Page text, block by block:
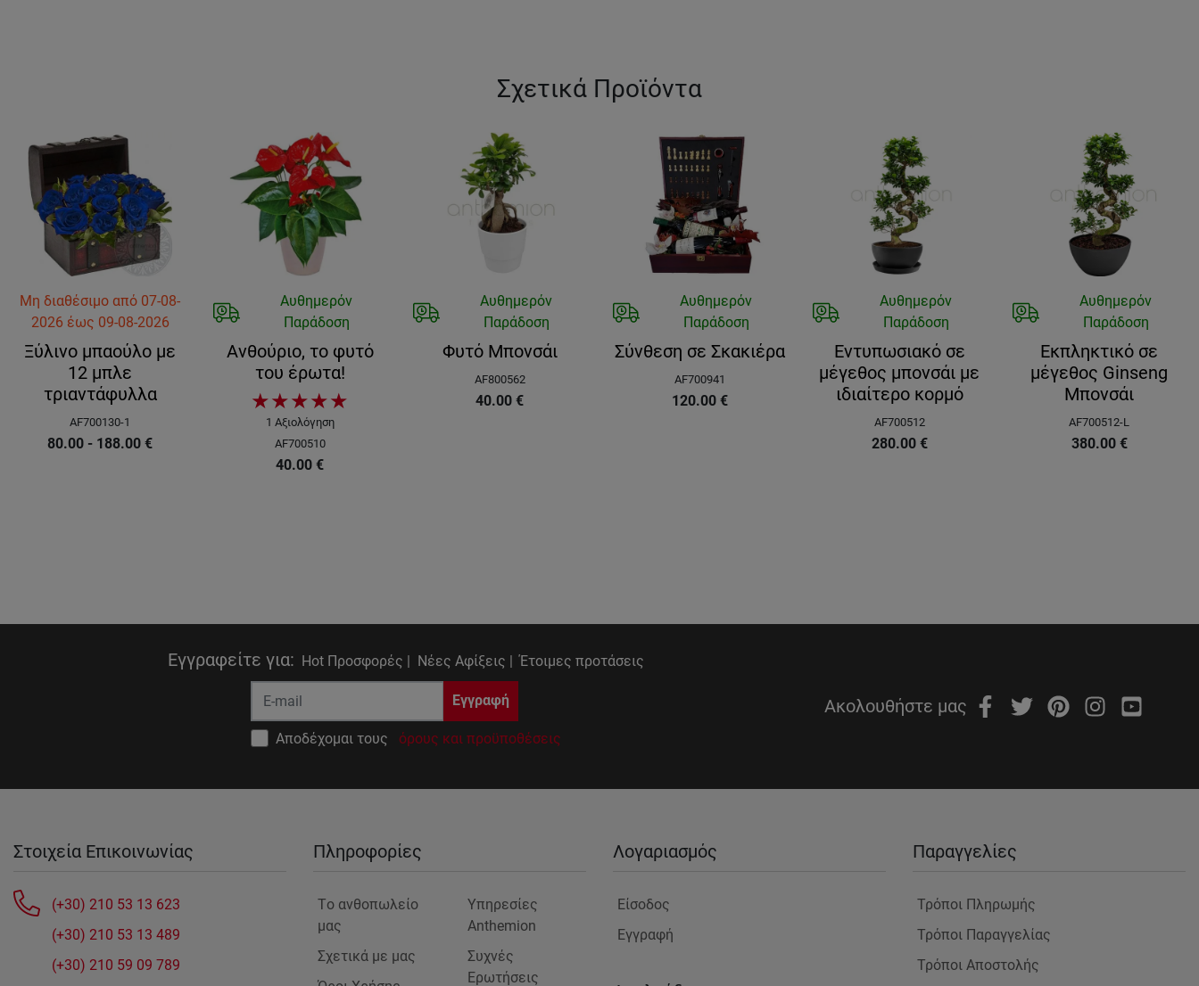
Σχετικά Προϊόντα
Μη διαθέσιμο από 07-08-
2026 έως 09-08-2026
Ξύλινο μπαούλο με
12 μπλε
τριαντάφυλλα
AF700130-1
80.00 - 188.00 €
Αυθημερόν
Παράδοση
Ανθούριο, το φυτό
του έρωτα!
★★★★★
1 Αξιολόγηση
AF700510
40.00 €
Αυθημερόν
Παράδοση
Φυτό Μπονσάι
AF800562
40.00 €
Αυθημερόν
Παράδοση
Σύνθεση σε Σκακιέρα
AF700941
120.00 €
Αυθημερόν
Παράδοση
Εντυπωσιακό σε
μέγεθος μπονσάι με
ιδιαίτερο κορμό
AF700512
280.00 €
Αυθημερόν
Παράδοση
Εκπληκτικό σε
μέγεθος Ginseng
Μπονσάι
AF700512-L
380.00 €
Εγγραφείτε για: Hot Προσφορές | Νέες Αφίξεις | Έτοιμες προτάσεις
Εγγραφή
Αποδέχομαι τους όρους και προϋποθέσεις
Ακολουθήστε μας
Στοιχεία Επικοινωνίας
(+30) 210 53 13 623
(+30) 210 53 13 489
(+30) 210 59 09 789
Πληροφορίες
Tο ανθοπωλείο
μας
Σχετικά με μας
Υπηρεσίες
Anthemion
Συχνές
Ερωτήσεις
Λογαριασμός
Είσοδος
Εγγραφή
Παραγγελίες
Τρόποι Πληρωμής
Τρόποι Παραγγελίας
Τρόποι Αποστολής